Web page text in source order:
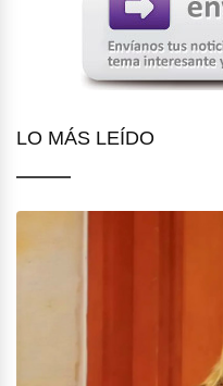
LO MÁS LEÍDO